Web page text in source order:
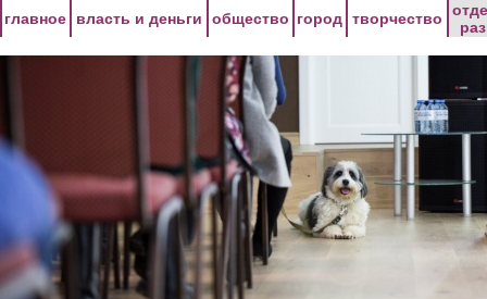
главное власть и деньги общество город творчество